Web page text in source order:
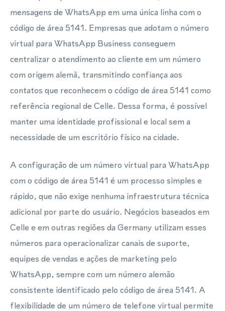
mensagens de WhatsApp em uma única linha com o
código de área 5141. Empresas que adotam o número
virtual para WhatsApp Business conseguem
centralizar o atendimento ao cliente em um número
com origem alemã, transmitindo confiança aos
contatos que reconhecem o código de área 5141 como
referência regional de Celle. Dessa forma, é possível
manter uma identidade profissional e local sem a
necessidade de um escritório físico na cidade.
A configuração de um número virtual para WhatsApp
com o código de área 5141 é um processo simples e
rápido, que não exige nenhuma infraestrutura técnica
adicional por parte do usuário. Negócios baseados em
Celle e em outras regiões da Germany utilizam esses
números para operacionalizar canais de suporte,
equipes de vendas e ações de marketing pelo
WhatsApp, sempre com um número alemão
consistente identificado pelo código de área 5141. A
flexibilidade de um número de telefone virtual permite